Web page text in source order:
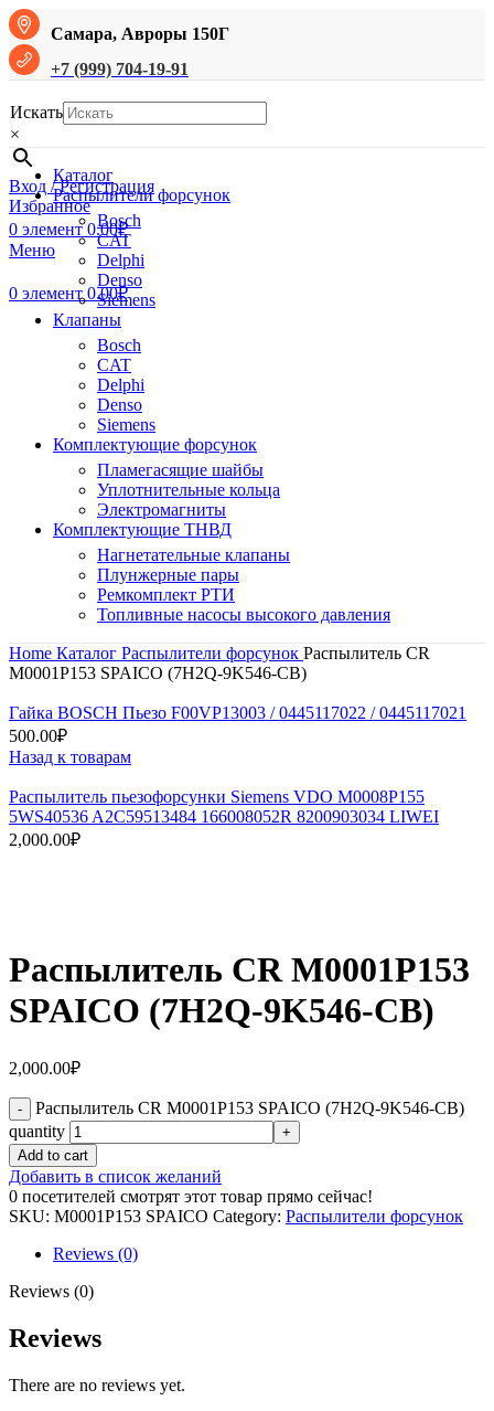
Самара, Авроры 150Г
+7 (999) 704-19-91
Искать
×
Вход / Регистрация
Избранное
0 элемент 0.00₽
Меню
0 элемент 0.00₽
Каталог
Распылители форсунок
Bosch
CAT
Delphi
Denso
Siemens
Клапаны
Bosch
CAT
Delphi
Denso
Siemens
Комплектующие форсунок
Пламегасящие шайбы
Уплотнительные кольца
Электромагниты
Комплектующие ТНВД
Нагнетательные клапаны
Плунжерные пары
Ремкомплект РТИ
Топливные насосы высокого давления
Home Каталог Распылители форсунок Распылитель CR
M0001P153 SPAICO (7H2Q-9K546-CB)
Гайка BOSCH Пьезо F00VP13003 / 0445117022 / 0445117021
500.00₽
Назад к товарам
Распылитель пьезофорсунки Siemens VDO M0008P155
5WS40536 A2C59513484 166008052R 8200903034 LIWEI
2,000.00₽
Распылитель CR M0001P153
SPAICO (7H2Q-9K546-CB)
2,000.00₽
Распылитель CR M0001P153 SPAICO (7H2Q-9K546-CB)
quantity
Add to cart
Добавить в список желаний
0 посетителей смотрят этот товар прямо сейчас!
SKU: M0001P153 SPAICO Category: Распылители форсунок
Reviews (0)
Reviews (0)
Reviews
There are no reviews yet.